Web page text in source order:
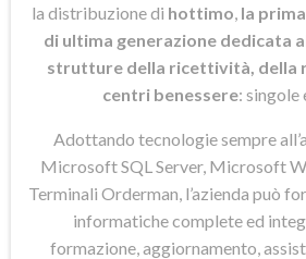
la distribuzione di hottimo la
di ultima generazione dedicata
strutture della ricettività, della
centri benessere: singole
Adottando tecnologie sempre
Microsoft SQL Server, Microsoft
Terminali Orderman, l’azienda può
informatiche complete ed
formazione, aggiornamento,